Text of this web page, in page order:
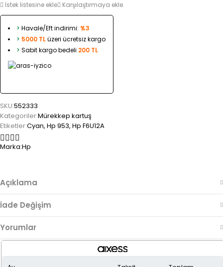
İstek listesine ekle
Karşılaştırmaya ekle
> Havale/Eft indirimi: %3
> 5000 TLüzeri ücretsiz kargo
> Sabit kargo bedeli 200 TL
SKU:552333
Kategoriler:Mürekkep kartuş
Etiketler:Cyan, Hp 953, Hp F6U12A
Marka:Hp
Açıklama
İade Değişim
Yorumlar